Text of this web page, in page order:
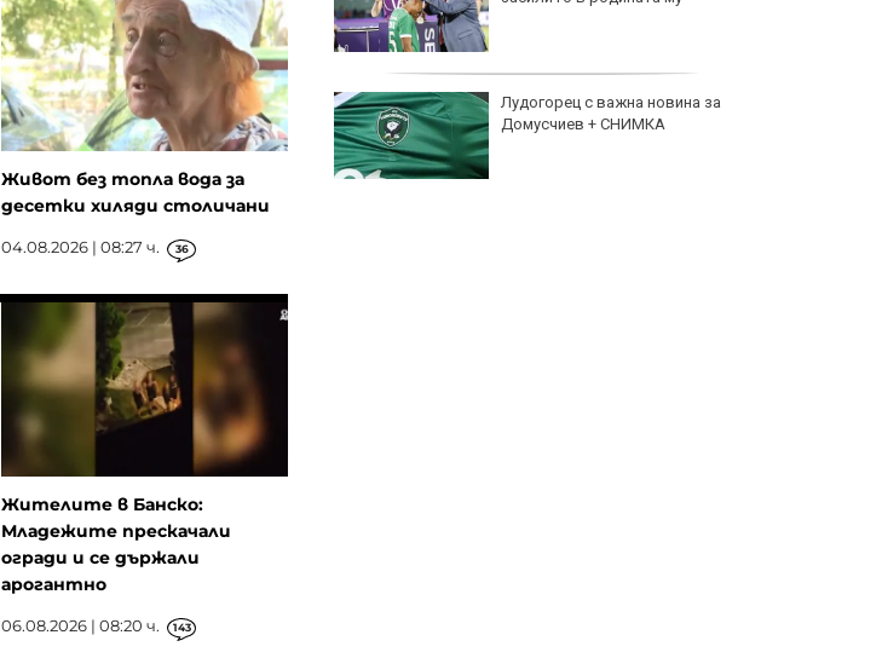
благоприятният ден за всяка
зодия
Разкриха тайните на уникалния
саркофаг край Перперикон
Лудогорец с важна новина за
Домусчиев + СНИМКА
Живот без топла вода за
десетки хиляди столичани
04.08.2026 | 08:27 ч. 36
Жителите в Банско:
Младежите прескачали
огради и се държали
арогантно
06.08.2026 | 08:20 ч. 143